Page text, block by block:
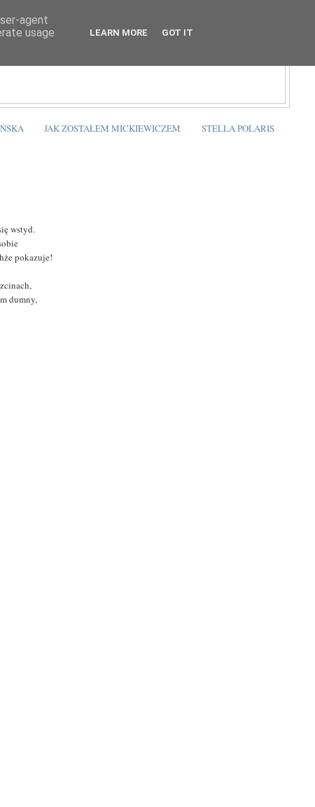
JAK ZOSTAŁEM MICKIEWICZEM STELLA POLARIS
wstyd.
pokazuje!
dumny,
agent
usage
LEARN MORE GOT IT